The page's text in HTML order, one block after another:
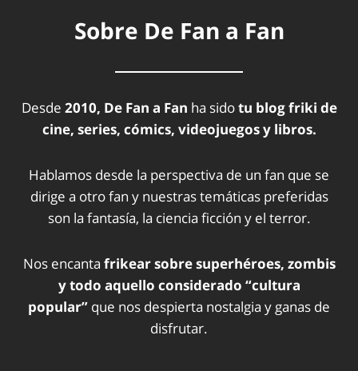
Sobre De Fan a Fan
Desde 2010, De Fan a Fan ha sidotu blog friki de
cine, series, cómics, videojuegos y libros.
Hablamos desde la perspectiva de un fan que se
dirige a otro fan y nuestras temáticas preferidas
son la fantasía, la ciencia ficción y el terror.
Nos encanta frikear sobre superhéroes, zombis
y todo aquello considerado “cultura
popular” que nos despierta nostalgia y ganas de
disfrutar.